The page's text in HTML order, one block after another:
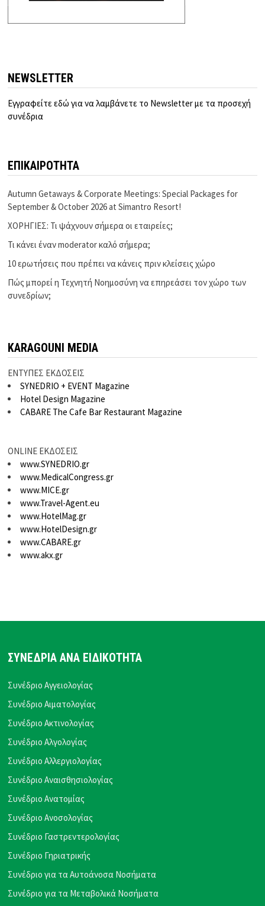
NEWSLETTER
Εγγραφείτε εδώ για να λαμβάνετε το Newsletter με τα προσεχή
συνέδρια
ΕΠΙΚΑΙΡΟΤΗΤΑ
Autumn Getaways & Corporate Meetings: Special Packages for
September & October 2026 at Simantro Resort!
ΧΟΡΗΓΙΕΣ: Τι ψάχνουν σήμερα οι εταιρείες;
Τι κάνει έναν moderator καλό σήμερα;
10 ερωτήσεις που πρέπει να κάνεις πριν κλείσεις χώρο
Πώς μπορεί η Τεχνητή Νοημοσύνη να επηρεάσει τον χώρο των
συνεδρίων;
KARAGOUNI MEDIA
ΕΝΤΥΠΕΣ ΕΚΔΟΣΕΙΣ
SYNEDRIO + EVENT Magazine
Hotel Design Magazine
CABARE The Cafe Bar Restaurant Magazine
ONLINE ΕΚΔΟΣΕΙΣ
www.SYNEDRIO.gr
www.MedicalCongress.gr
www.MICE.gr
www.Travel-Agent.eu
www.HotelMag.gr
www.HotelDesign.gr
www.CABARE.gr
www.akx.gr
ΣΥΝΕΔΡΙΑ ΑΝΑ ΕΙΔΙΚΟΤΗΤΑ
Συνέδριο Αγγειολογίας
Συνέδριο Αιματολογίας
Συνέδριο Ακτινολογίας
Συνέδριο Αλγολογίας
Συνέδριο Αλλεργιολογίας
Συνέδριο Αναισθησιολογίας
Συνέδριο Ανατομίας
Συνέδριο Ανοσολογίας
Συνέδριο Γαστρεντερολογίας
Συνέδριο Γηριατρικής
Συνέδριο για τα Αυτοάνοσα Νοσήματα
Συνέδριο για τα Μεταβολικά Νοσήματα